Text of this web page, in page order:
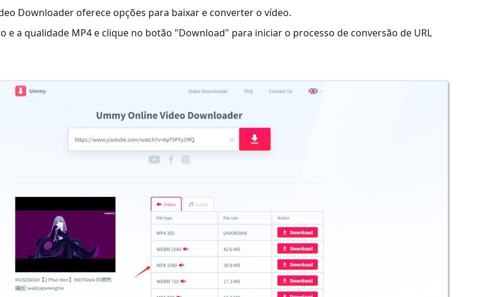
Downloader oferece opções para baixar e converter o vídeo.
e a qualidade MP4 e clique no botão "Download" para iniciar o processo de conversão de URL